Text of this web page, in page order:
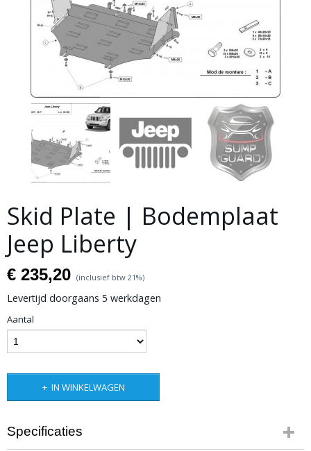
Skid Plate | Bodemplaat
Jeep Liberty
€ 235,20 (inclusief btw 21%)
Levertijd doorgaans 5 werkdagen
Aantal
IN WINKELWAGEN
Specificaties